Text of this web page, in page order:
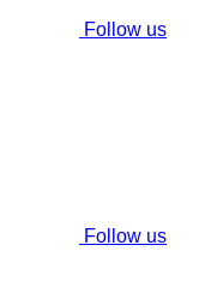
Follow us
Follow us